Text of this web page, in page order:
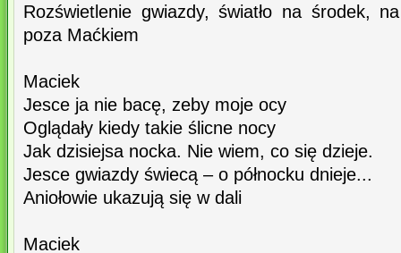
Rozświetlenie gwiazdy, światło na środek,
poza Maćkiem
Maciek
Jesce ja nie bacę, zeby moje ocy
Oglądały kiedy takie ślicne nocy
Jak dzisiejsa nocka. Nie wiem, co się dzieje.
Jesce gwiazdy świecą – o północku dnieje...
Aniołowie ukazują się w dali
Maciek